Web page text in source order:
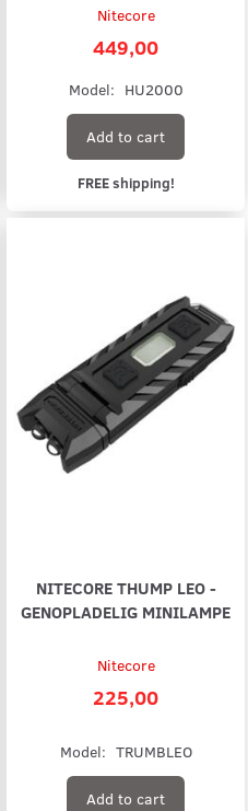
Nitecore
449,00
Model: HU2000
Add to cart
FREE shipping!
NITECORE THUMP LEO -
GENOPLADELIG MINILAMPE
Nitecore
225,00
Model: TRUMBLEO
Add to cart